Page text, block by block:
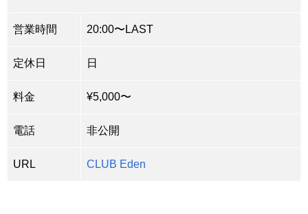
営業時間 20:00〜LAST
定休日 日
料金 ¥5,000〜
電話 非公開
URL CLUB Eden